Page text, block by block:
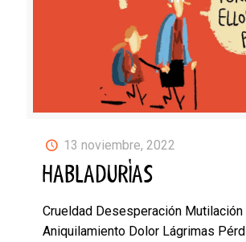
13 noviembre, 2022
HABLADURÍAS
Crueldad Desesperación
Aniquilamiento Dolor Lágrimas